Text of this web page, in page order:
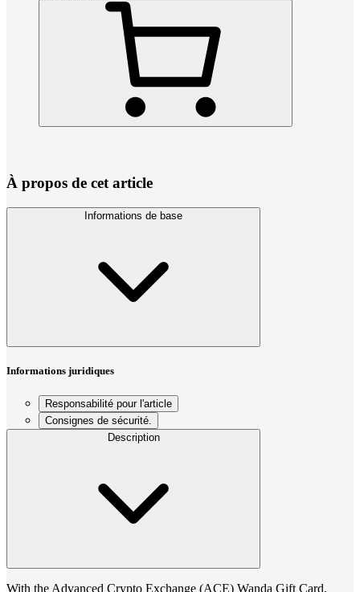
À propos de cet article
Informations de base
Informations juridiques
Responsabilité pour l'article
Consignes de sécurité.
Description
With the Advanced Crypto Exchange (ACE) Wanda Gift Card,